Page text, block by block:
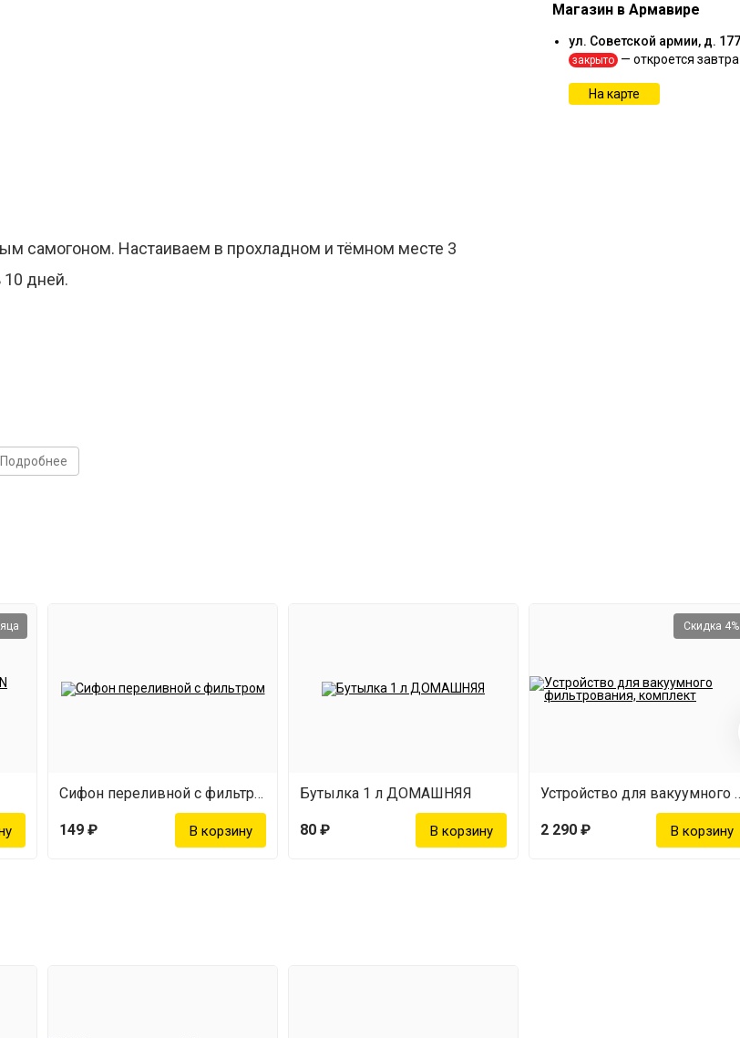
самогоном. Настаиваем в прохладном и тёмном месте 3
10 дней.
Подробнее
Магазин в Армавире
ул. Советской армии, д. 177
закрыто — откроется завтра
На карте
Сифон переливной с фильтром
149 ₽
Бутылка 1 л ДОМАШНЯЯ
80 ₽
Скидка 4%
Устройство для
2 290 ₽